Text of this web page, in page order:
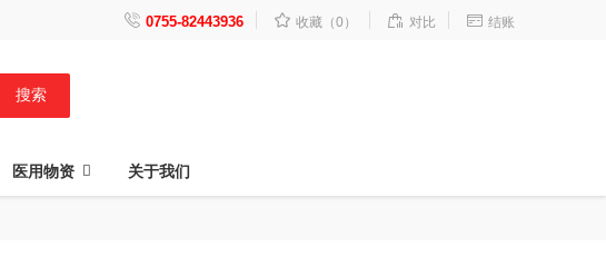
 0755-82443936  收藏（0）  对比  结账
搜索
医用物资 关于我们